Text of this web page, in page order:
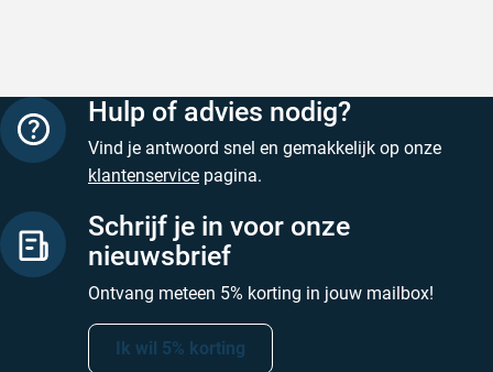
Hulp of advies nodig?
Vind je antwoord snel en gemakkelijk op onze
klantenservice pagina.
Schrijf je in voor onze
nieuwsbrief
Ontvang meteen 5% korting in jouw mailbox!
Ik wil 5% korting